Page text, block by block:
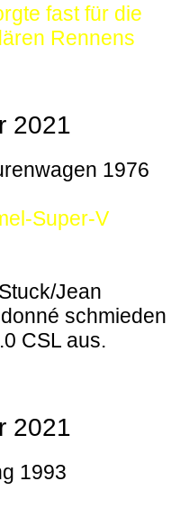
fast für die
Rennens
2021
1976
Super-V
Jean
schmieden
CSL aus.
2021
1993